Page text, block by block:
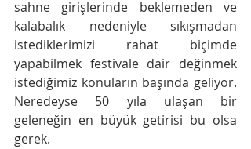
sahne girişlerinde beklemeden ve
kalabalık nedeniyle sıkışmadan
istediklerimizi rahat biçimde
yapabilmek festivale dair değinmek
istediğimiz konuların başında geliyor.
Neredeyse 50 yıla ulaşan bir
geleneğin en büyük getirisi bu olsa
gerek.